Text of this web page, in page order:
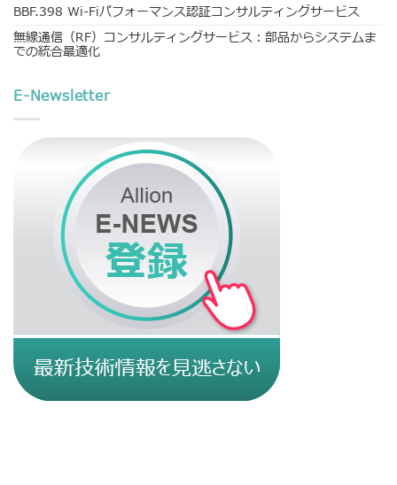
BBF.398 Wi-Fiパフォーマンス認証コンサルティングサービス
無線通信（RF）コンサルティングサービス：部品からシステムま
での統合最適化
E-Newsletter